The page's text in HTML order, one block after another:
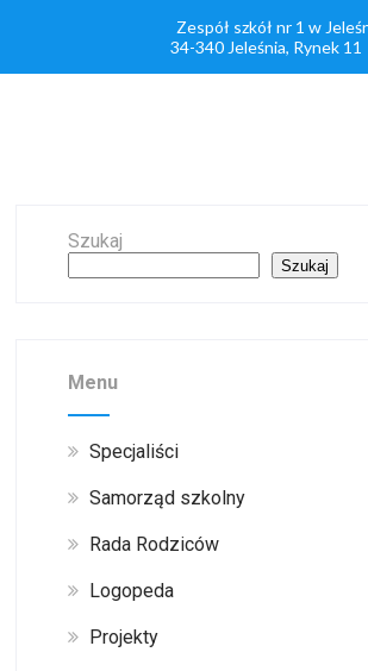
Zespół szkół nr 1 w
34-340 Jeleśnia, Rynek 11
Szukaj
Szukaj
Menu
Specjaliści
Samorząd szkolny
Rada Rodziców
Logopeda
Projekty